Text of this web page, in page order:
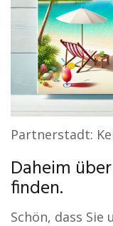
Partnerstadt:
Daheim
finden.
Schön, dass Sie